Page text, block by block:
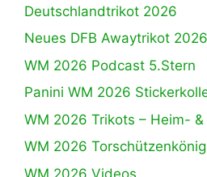
Deutschlandtrikot 2026
Neues DFB Awaytrikot 2026
WM 2026 Podcast 5.Stern
Panini WM 2026
WM 2026 Trikots – Heim-
WM 2026
WM 2026 Videos